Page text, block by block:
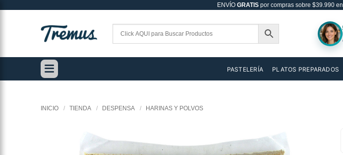
ENVÍO GRATISpor compras sobre $39.990 en
PASTELERÍA PLATOS PREPARADOS
INICIO / TIENDA / DESPENSA / HARINAS Y POLVOS